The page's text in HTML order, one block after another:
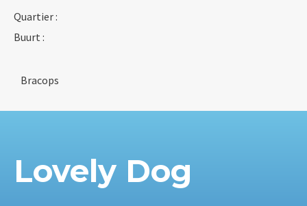
Quartier :
Buurt :
Bracops
Lovely Dog